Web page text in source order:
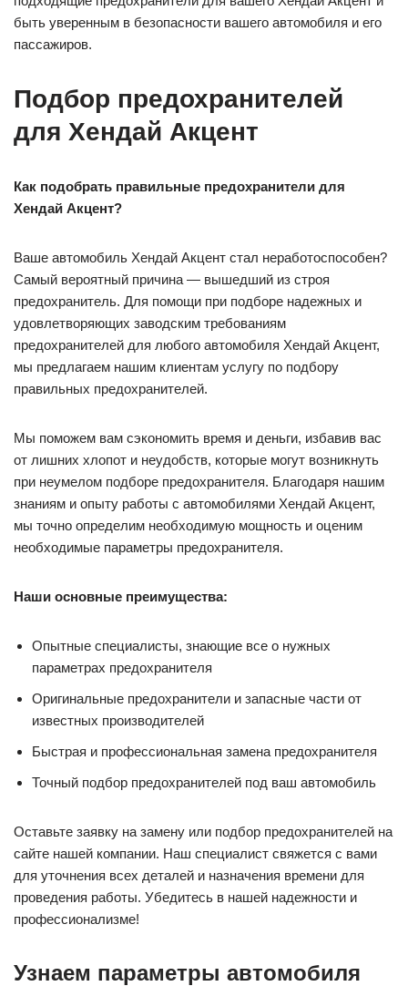
быть уверенным в безопасности вашего автомобиля и его
пассажиров.
Подбор предохранителей
для Хендай Акцент
Как подобрать правильные предохранители для
Хендай Акцент?
Ваше автомобиль Хендай Акцент стал неработоспособен?
Самый вероятный причина — вышедший из строя
предохранитель. Для помощи при подборе надежных и
удовлетворяющих заводским требованиям
предохранителей для любого автомобиля Хендай Акцент,
мы предлагаем нашим клиентам услугу по подбору
правильных предохранителей.
Мы поможем вам сэкономить время и деньги, избавив вас
от лишних хлопот и неудобств, которые могут возникнуть
при неумелом подборе предохранителя. Благодаря нашим
знаниям и опыту работы с автомобилями Хендай Акцент,
мы точно определим необходимую мощность и оценим
необходимые параметры предохранителя.
Наши основные преимущества:
Опытные специалисты, знающие все о нужных
параметрах предохранителя
Оригинальные предохранители и запасные части от
известных производителей
Быстрая и профессиональная замена предохранителя
Точный подбор предохранителей под ваш автомобиль
Оставьте заявку на замену или подбор предохранителей на
сайте нашей компании. Наш специалист свяжется с вами
для уточнения всех деталей и назначения времени для
проведения работы. Убедитесь в нашей надежности и
профессионализме!
Узнаем параметры автомобиля